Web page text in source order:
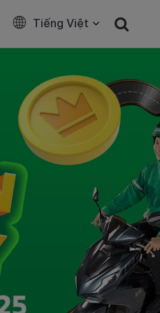
Tiếng Việt